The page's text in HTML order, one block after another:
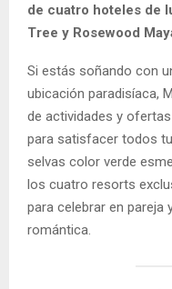
de cuatro hoteles de
Tree y Rosewood
Si estás soñando con
ubicación paradisíaca,
de actividades y
para satisfacer todos
selvas color verde
los cuatro resorts
para celebrar en pareja
romántica.